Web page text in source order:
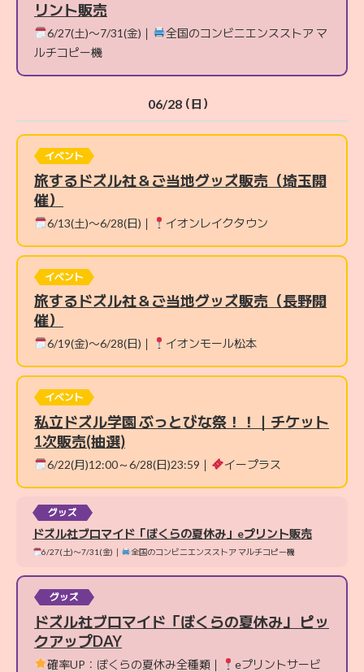
リント販売
6/27(土)〜7/31(金)｜
全国のコンビニエンスストア マ
ルチコピー機
06/28（日）
イベント
旅するドズル社＆ご当地グッズ販売（埼玉開
催）
6/13(土)〜6/28(日)｜ イオンレイクタウン
イベント
旅するドズル社＆ご当地グッズ販売（長野開
催）
6/19(金)〜6/28(日)｜ イオンモール松本
イベント
私立ドズル学園 ぶっとびな祭！！｜チケット
1次販売(抽選)
6/22(月)12:00～6/28(日)23:59｜ イープラス
グッズ
ドズル社ブロマイド「ぼくらの夏休み」eプリント販売
6/27(土)〜7/31(金)｜ 全国のコンビニエンスストア マルチコピー機
グッズ
ドズル社ブロマイド「ぼくらの夏休み」 ピッ
クアップDAY
確率UP：ぼくらの夏休み全種類｜
eプリントサービ